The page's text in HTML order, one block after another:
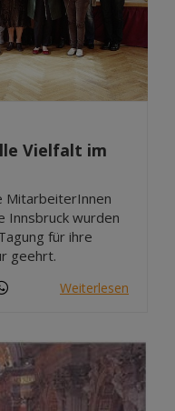
Vielfalt im
MitarbeiterInnen
Innsbruck wurden
für ihre
geehrt.
Weiterlesen